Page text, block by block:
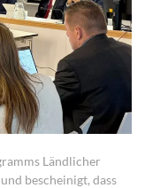
Ländlicher
bescheinigt, dass